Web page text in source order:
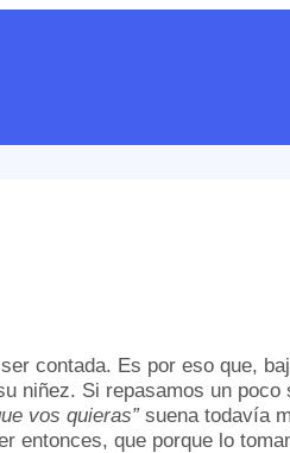
contada. Es por eso que,
niñez. Si repasamos un
vos quieras”suena todavía
que porque lo